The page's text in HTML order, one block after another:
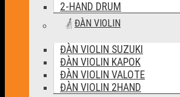
2-HAND DRUM
ĐÀN VIOLIN
ĐÀN VIOLIN SUZUKI
ĐÀN VIOLIN KAPOK
ĐÀN VIOLIN VALOTE
ĐÀN VIOLIN 2HAND